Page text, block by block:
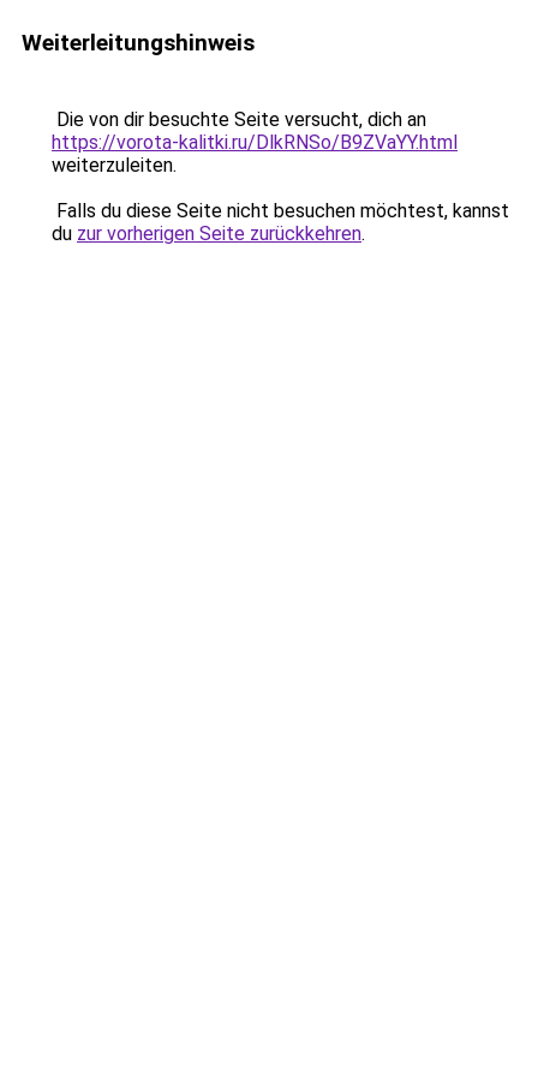
Weiterleitungshinweis
Die von dir besuchte Seite versucht, dich an
https://vorota-kalitki.ru/DlkRNSo/B9ZVaYY.html
weiterzuleiten.
Falls du diese Seite nicht besuchen möchtest, kannst
du zur vorherigen Seite zurückkehren.